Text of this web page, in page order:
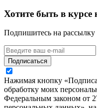
Хотите быть в
Подпишитесь на рассылку
Подписаться
Нажимая кнопку
обработку моих
Федеральным законом от